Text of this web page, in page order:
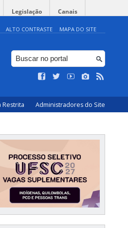
Legislação Canais
ALTO CONTRASTE MAPA DO SITE
Restrita Administradores do Site